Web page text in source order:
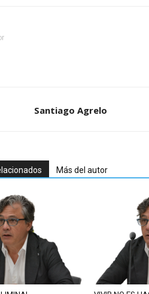
Santiago Agrelo
Más del autor